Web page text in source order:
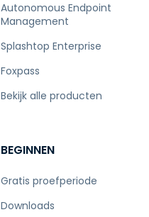
Autonomous Endpoint
Management
Splashtop Enterprise
Foxpass
Bekijk alle producten
BEGINNEN
Gratis proefperiode
Downloads